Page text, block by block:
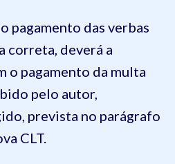
pagamento das verbas
correta, deverá a
o pagamento da multa
pelo autor,
prevista no parágrafo
CLT.